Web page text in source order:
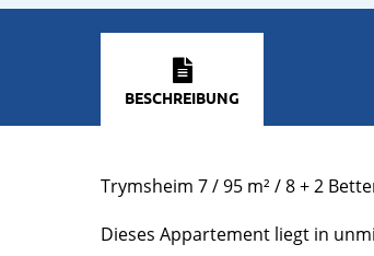
BESCHREIBUNG
Trymsheim 7 / 95 m² / 8 + 2
Dieses Appartement liegt in